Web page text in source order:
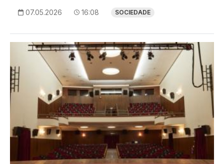
07.05.2026 16:08 SOCIEDADE
Imagem